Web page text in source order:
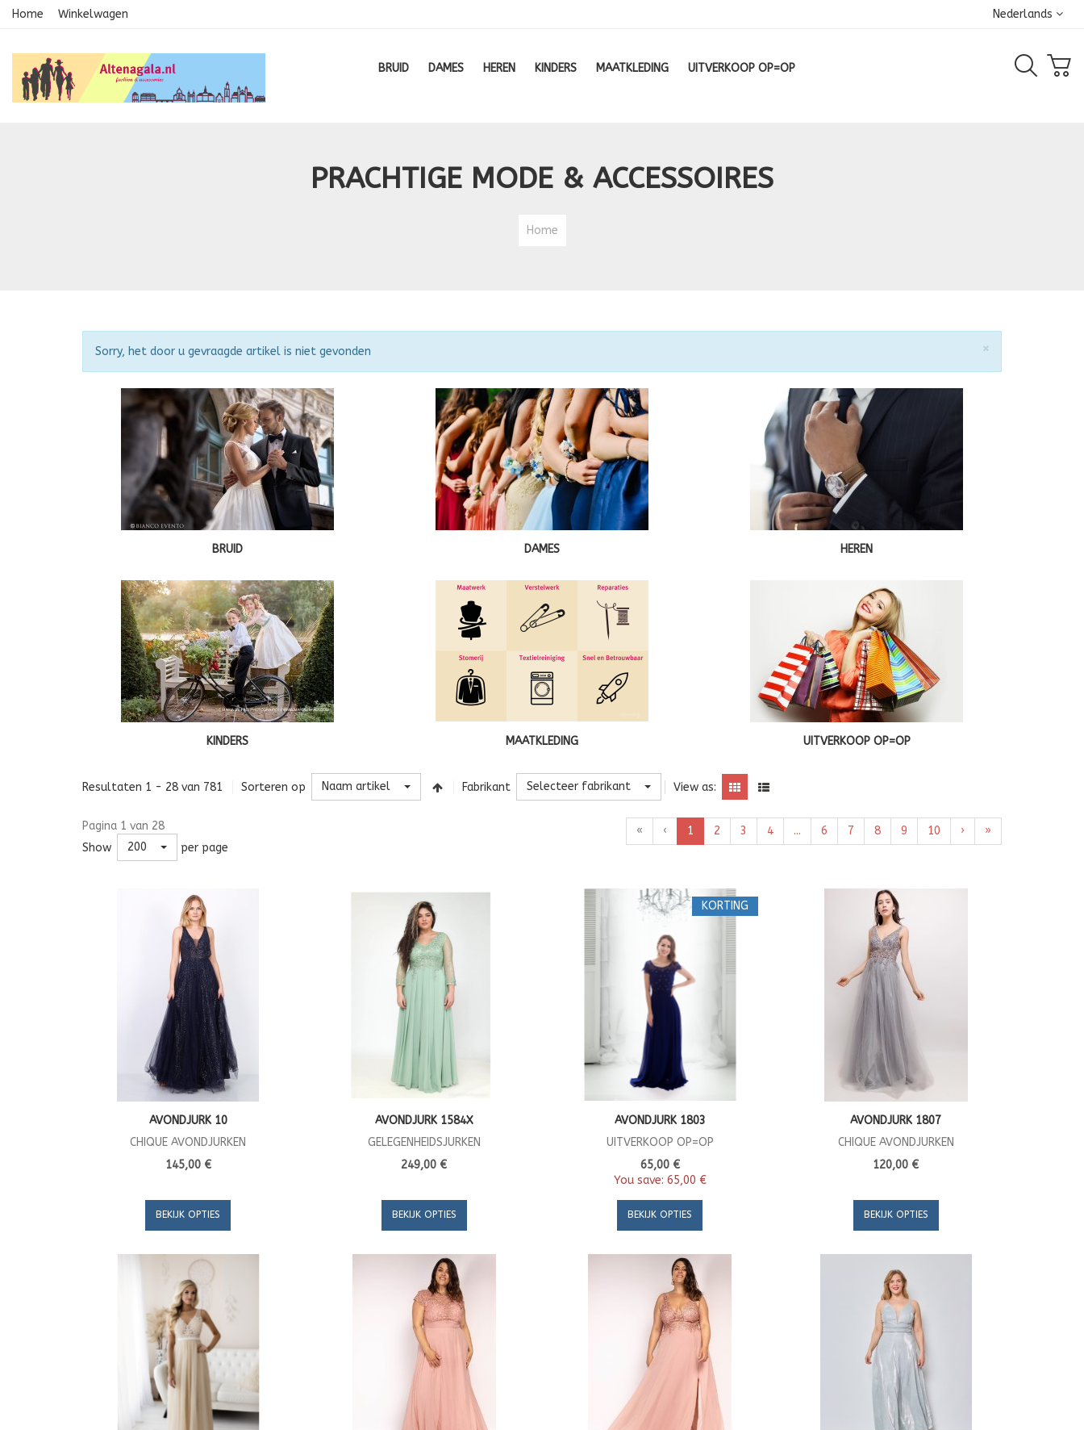
Home Winkelwagen Nederlands
BRUID DAMES HEREN KINDERS MAATKLEDING UITVERKOOP OP=OP
PRACHTIGE MODE & ACCESSOIRES
Home
×
Attentie
Sorry, het door u gevraagde artikel is niet gevonden
BRUID DAMES HEREN
KINDERS MAATKLEDING UITVERKOOP OP=OP
Resultaten 1 - 28 van 781 Sorteren op Naam artikel Fabrikant Selecteer fabrikant View as:
Pagina 1 van 28
Show
200 per page
« ‹ 1 2 3 4 ... 6 7 8 9 10 › »
AVONDJURK 10
CHIQUE AVONDJURKEN
145,00 €
BEKIJK OPTIES
AVONDJURK 1584X
GELEGENHEIDSJURKEN
249,00 €
BEKIJK OPTIES
KORTING
AVONDJURK 1803
UITVERKOOP OP=OP
65,00 €
You save: 65,00 €
BEKIJK OPTIES
AVONDJURK 1807
CHIQUE AVONDJURKEN
120,00 €
BEKIJK OPTIES